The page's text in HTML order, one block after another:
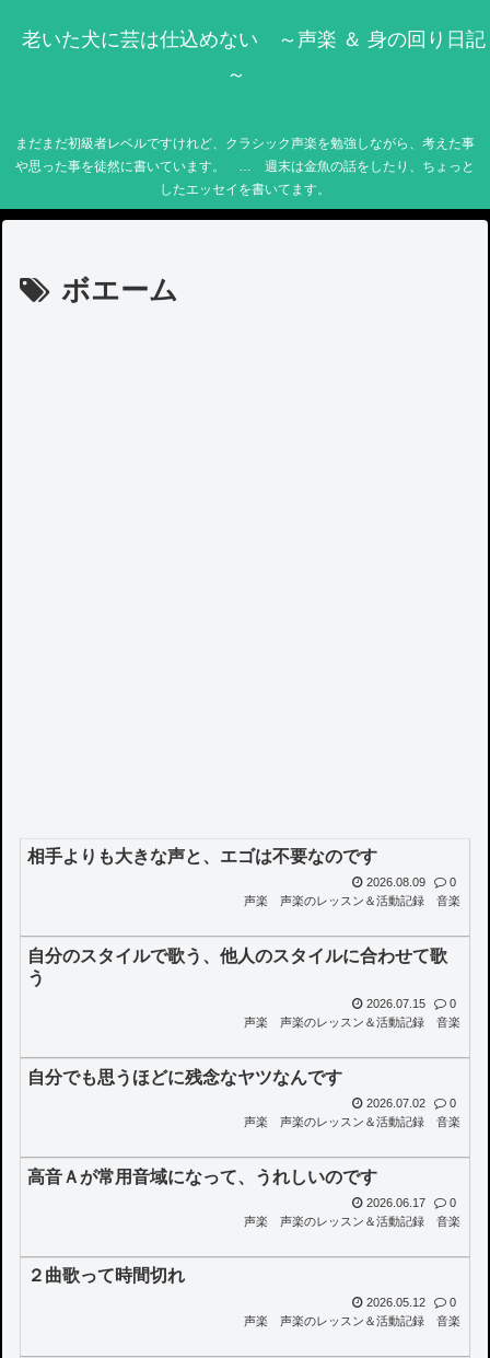
老いた犬に芸は仕込めない ～声楽 ＆ 身の回り日記
～
まだまだ初級者レベルですけれど、クラシック声楽を勉強しながら、考えた事
や思った事を徒然に書いています。 … 週末は金魚の話をしたり、ちょっと
したエッセイを書いてます。
ボエーム
相手よりも大きな声と、エゴは不要なのです
2026.08.09
0
声楽
声楽のレッスン＆活動記録 音楽
自分のスタイルで歌う、他人のスタイルに合わせて歌
う
2026.07.15
0
声楽
声楽のレッスン＆活動記録 音楽
自分でも思うほどに残念なヤツなんです
2026.07.02
0
声楽
声楽のレッスン＆活動記録 音楽
高音Ａが常用音域になって、うれしいのです
2026.06.17
0
声楽
声楽のレッスン＆活動記録 音楽
２曲歌って時間切れ
2026.05.12
0
声楽
声楽のレッスン＆活動記録 音楽